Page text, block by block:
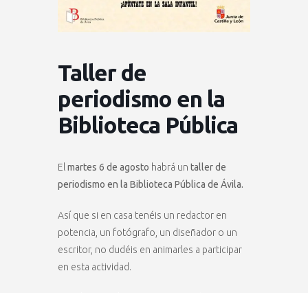
Taller de
periodismo en la
Biblioteca Pública
Elmartes 6 de agosto habrá un taller de
periodismo en la Biblioteca Pública de Ávila.
Así que si en casa tenéis un redactor en
potencia, un fotógrafo, un diseñador o un
escritor, no dudéis en animarles a participar
en esta actividad.